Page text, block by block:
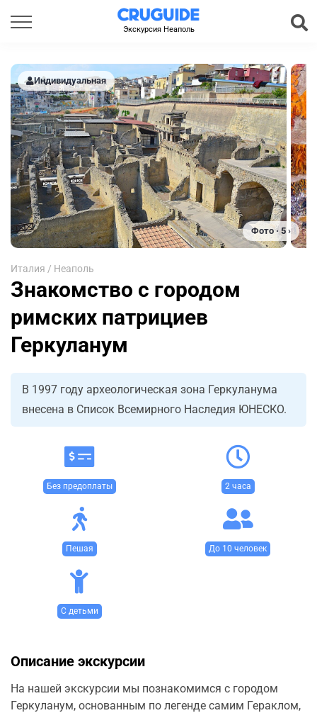
Экскурсия Неаполь
Индивидуальная
Фото · 5 ›
Италия / Неаполь
Знакомство с городом
римских патрициев
Геркуланум
В 1997 году археологическая зона Геркуланума
внесена в Список Всемирного Наследия ЮНЕСКО.
Без предоплаты 2 часа
Пешая До 10 человек
С детьми
Описание экскурсии
На нашей экскурсии мы познакомимся с городом
Геркуланум, основанным по легенде самим Гераклом,